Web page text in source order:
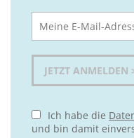
Ich habe die
und bin damit